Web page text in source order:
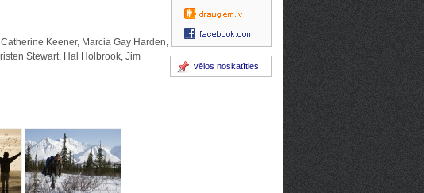
vēlos noskatīties!
Keener, Marcia Gay Harden,
Stewart, Hal Holbrook, Jim